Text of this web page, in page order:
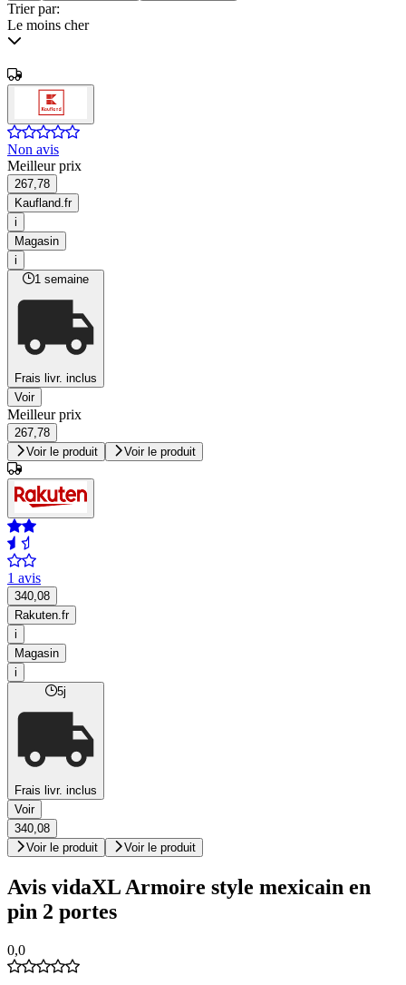
Trier par:
Le moins cher
Non avis
Meilleur prix
267,78
Kaufland.fr
i
Magasin
i
1 semaine
Frais livr. inclus
Voir
Meilleur prix
267,78
Voir le produit
Voir le produit
1 avis
340,08
Rakuten.fr
i
Magasin
i
5j
Frais livr. inclus
Voir
340,08
Voir le produit
Voir le produit
Avis vidaXL Armoire style mexicain en
pin 2 portes
0,0